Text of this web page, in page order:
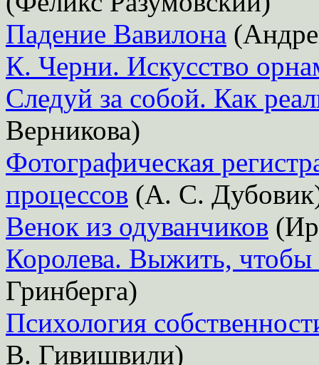
Падение Вавилона
К. Черни. Искусство
Следуй за собой. Как
Верникова)
Фотографическая
процессов (А. С.
Венок из одуванчиков
Королева. Выжить, чтобы
Гринберга)
Психология
В. Гивишвили)